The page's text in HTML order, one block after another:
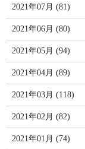
2021年07月 (81)
2021年06月 (80)
2021年05月 (94)
2021年04月 (89)
2021年03月 (118)
2021年02月 (82)
2021年01月 (74)